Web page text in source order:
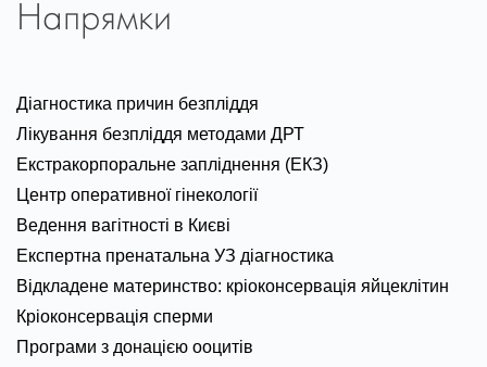
Напрямки
Діагностика причин безпліддя
Лікування безпліддя методами ДРТ
Екстракорпоральне запліднення (ЕКЗ)
Центр оперативної гінекології
Ведення вагітності в Києві
Експертна пренатальна УЗ діагностика
Відкладене материнство: кріоконсервація яйцеклітин
Кріоконсервація сперми
Програми з донацією ооцитів